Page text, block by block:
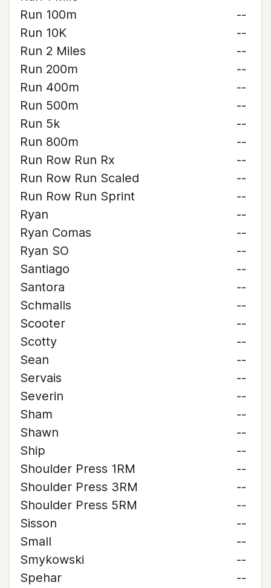
Run 100m
--
Run 10K
--
Run 2 Miles
--
Run 200m
--
Run 400m
--
Run 500m
--
Run 5k
--
Run 800m
--
Run Row Run Rx
--
Run Row Run Scaled
--
Run Row Run Sprint
--
Ryan
--
Ryan Comas
--
Ryan SO
--
Santiago
--
Santora
--
Schmalls
--
Scooter
--
Scotty
--
Sean
--
Servais
--
Severin
--
Sham
--
Shawn
--
Ship
--
Shoulder Press 1RM
--
Shoulder Press 3RM
--
Shoulder Press 5RM
--
Sisson
--
Small
--
Smykowski
--
Spehar
--